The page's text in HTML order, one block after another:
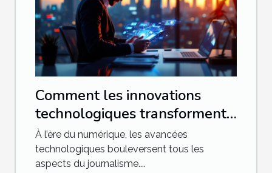
Comment les innovations
technologiques transforment-
elles le journalisme ?
À l’ère du numérique, les avancées
technologiques bouleversent tous les
aspects du journalisme....